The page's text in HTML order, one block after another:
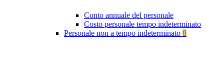
Conto annuale del personale
Costo personale tempo indeterminato
Personale non a tempo indeterminato 8